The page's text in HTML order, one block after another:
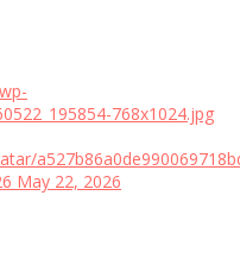
768x1024.jpg
May 22, 2026